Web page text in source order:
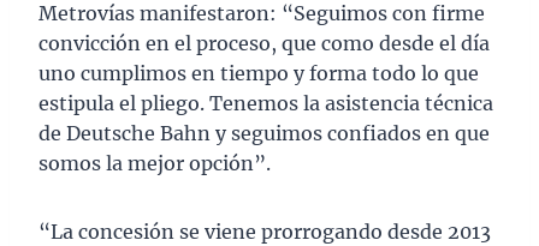
Metrovías manifestaron: “Seguimos con firme
convicción en el proceso, que como desde el día
uno cumplimos en tiempo y forma todo lo que
estipula el pliego. Tenemos la asistencia técnica
de Deutsche Bahn y seguimos confiados en que
somos la mejor opción”.
“La concesión se viene prorrogando desde 2013